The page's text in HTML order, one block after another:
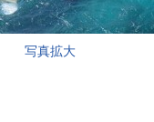
写真拡大